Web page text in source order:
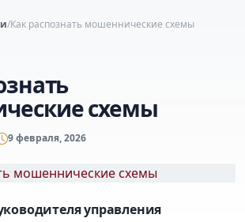
/Как распознать мошеннические схемы
схемы
9 февраля, 2026
управления